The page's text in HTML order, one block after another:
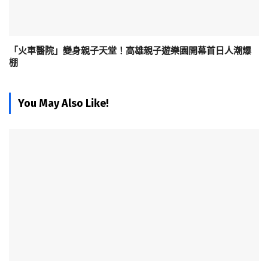
「火車醫院」變身親子天堂！高雄親子遊樂園開幕首日人潮爆
棚
You May Also Like!